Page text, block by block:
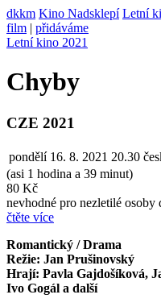
dkkm Kino Nadsklepí Letní
film | přidáváme
Letní kino 2021
Chyby
CZE 2021
pondělí 16. 8. 2021 20.30
(asi 1 hodina a 39 minut)
80 Kč
nevhodné pro nezletilé osoby
čtěte více
Romantický / Drama
Režie: Jan Prušinovský
Hrají: Pavla Gajdošíková,
Ivo Gogál a další